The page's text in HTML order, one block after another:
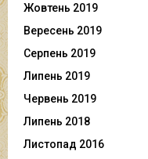
Жовтень 2019
Вересень 2019
Серпень 2019
Липень 2019
Червень 2019
Липень 2018
Листопад 2016